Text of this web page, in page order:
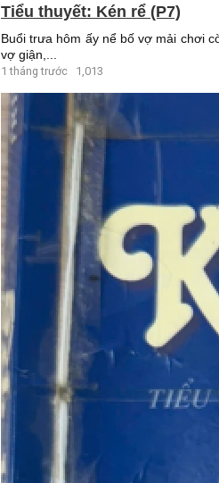
Tiểu thuyết: Kén rể (P7)
Buổi trưa hôm ấy nể bố vợ mải chơi
vợ giận,...
1 tháng trước 1,013